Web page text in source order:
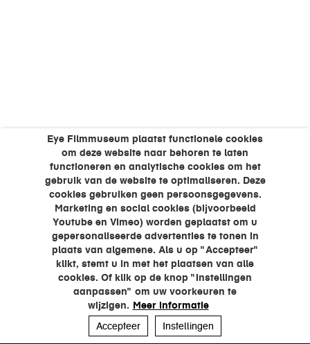
Eye Filmmuseum plaatst functionele cookies
om deze website naar behoren te laten
functioneren en analytische cookies om het
gebruik van de website te optimaliseren. Deze
cookies gebruiken geen persoonsgegevens.
Marketing en social cookies (bijvoorbeeld
Youtube en Vimeo) worden geplaatst om u
gepersonaliseerde advertenties te tonen in
plaats van algemene. Als u op "Accepteer"
klikt, stemt u in met het plaatsen van alle
cookies. Of klik op de knop "Instellingen
aanpassen" om uw voorkeuren te
wijzigen. Meer informatie
Accepteer
Instellingen